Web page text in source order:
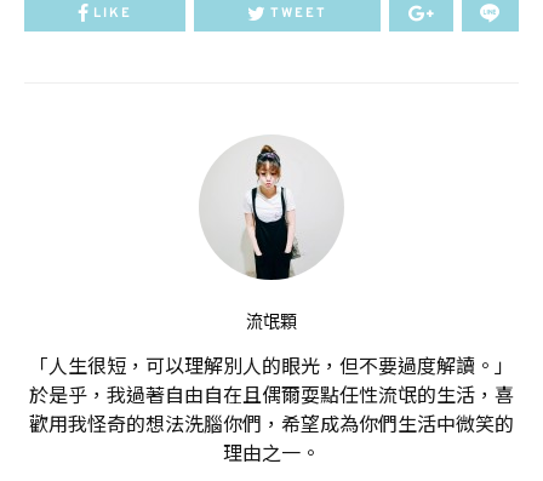
LIKE TWEET
流氓顆
「人生很短，可以理解別人的眼光，但不要過度解讀。」
於是乎，我過著自由自在且偶爾耍點任性流氓的生活，喜
歡用我怪奇的想法洗腦你們，希望成為你們生活中微笑的
理由之一。